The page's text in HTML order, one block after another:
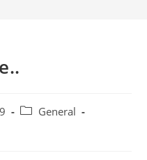
PostGeneral